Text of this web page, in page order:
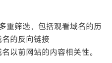
重筛选，包括观看域名的历
的反向链接
以前网站的内容相关性。